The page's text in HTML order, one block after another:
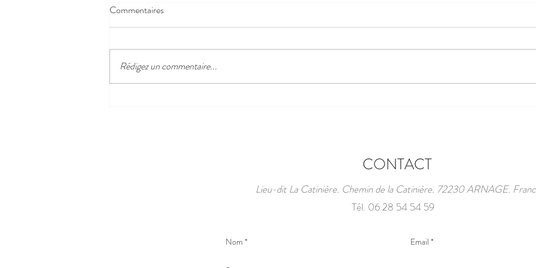
Commentaires
Rédigez un commentaire...
CONTACT
Lieu-dit La Catinière. Chemin de la Catinière. 72230 ARNAGE.
Tél. 06 28 54 54 59